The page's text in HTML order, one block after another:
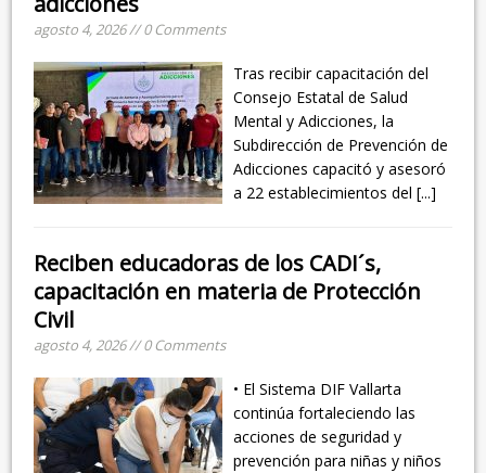
agosto 4, 2026 // 0 Comments
Tras recibir capacitación del
Consejo Estatal de Salud
Mental y Adicciones, la
Subdirección de Prevención de
Adicciones capacitó y asesoró
a 22 establecimientos del[...]
Reciben educadoras de los CADI´s,
capacitación en materia de Protección
Civil
agosto 4, 2026 // 0 Comments
• El Sistema DIF Vallarta
continúa fortaleciendo las
acciones de seguridad y
prevención para niñas y niños